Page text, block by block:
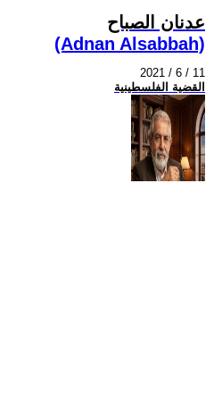
عدنان الصباح
(Adnan Alsabbah)
2021 / 6 / 11
القضية الفلسطينية